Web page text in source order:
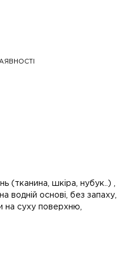
(тканина, шкіра, нубук..) ,
основі, без запаху,
на суху поверхню,